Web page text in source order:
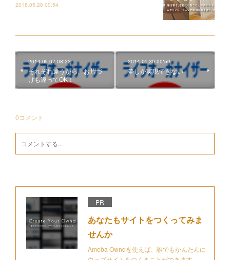
2018.05.28 00:54
2014.05.07 08:22
それぞれ違うから、お片づ
けも違ってOK！
2014.04.30 00:50
夢しか実現できない
0コメント
PR
あなたもサイトをつくってみま
せんか
Ameba Owndを使えば、誰でもかんたんに